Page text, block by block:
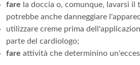
fare la doccia o, comunque, lavarsi il
potrebbe anche danneggiare
utilizzare creme prima
parte del cardiologo;
fare attività che determinino